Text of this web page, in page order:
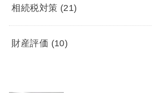
相続税対策 (21)
財産評価 (10)